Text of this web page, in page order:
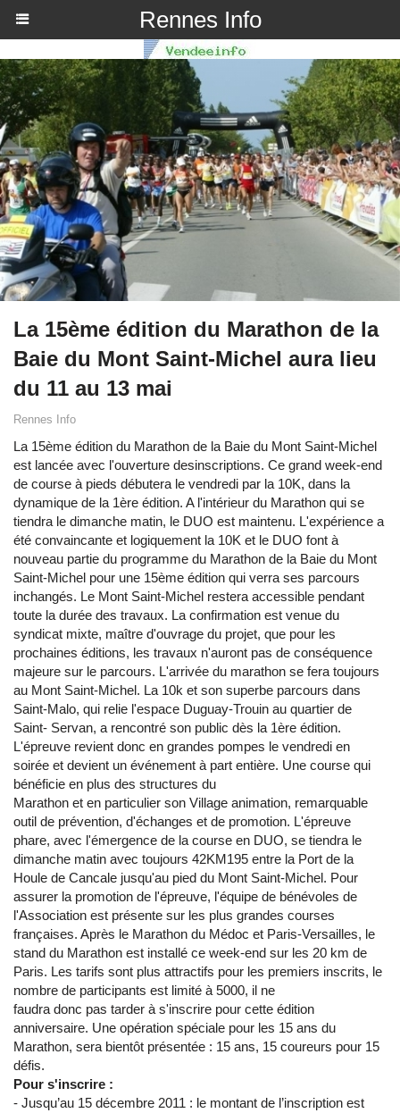
Rennes Info
La 15ème édition du Marathon de la
Baie du Mont Saint-Michel aura lieu
du 11 au 13 mai
Rennes Info
La 15ème édition du Marathon de la Baie du Mont Saint-Michel
est lancée avec l'ouverture desinscriptions. Ce grand week-end
de course à pieds débutera le vendredi par la 10K, dans la
dynamique de la 1ère édition. A l'intérieur du Marathon qui se
tiendra le dimanche matin, le DUO est maintenu. L'expérience a
été convaincante et logiquement la 10K et le DUO font à
nouveau partie du programme du Marathon de la Baie du Mont
Saint-Michel pour une 15ème édition qui verra ses parcours
inchangés. Le Mont Saint-Michel restera accessible pendant
toute la durée des travaux. La confirmation est venue du
syndicat mixte, maître d'ouvrage du projet, que pour les
prochaines éditions, les travaux n'auront pas de conséquence
majeure sur le parcours. L'arrivée du marathon se fera toujours
au Mont Saint-Michel. La 10k et son superbe parcours dans
Saint-Malo, qui relie l'espace Duguay-Trouin au quartier de
Saint- Servan, a rencontré son public dès la 1ère édition.
L'épreuve revient donc en grandes pompes le vendredi en
soirée et devient un événement à part entière. Une course qui
bénéficie en plus des structures du
Marathon et en particulier son Village animation, remarquable
outil de prévention, d'échanges et de promotion. L'épreuve
phare, avec l'émergence de la course en DUO, se tiendra le
dimanche matin avec toujours 42KM195 entre la Port de la
Houle de Cancale jusqu'au pied du Mont Saint-Michel. Pour
assurer la promotion de l'épreuve, l'équipe de bénévoles de
l'Association est présente sur les plus grandes courses
françaises. Après le Marathon du Médoc et Paris-Versailles, le
stand du Marathon est installé ce week-end sur les 20 km de
Paris. Les tarifs sont plus attractifs pour les premiers inscrits, le
nombre de participants est limité à 5000, il ne
faudra donc pas tarder à s'inscrire pour cette édition
anniversaire. Une opération spéciale pour les 15 ans du
Marathon, sera bientôt présentée : 15 ans, 15 coureurs pour 15
défis.
Pour s'inscrire :
- Jusqu’au 15 décembre 2011 : le montant de l’inscription est